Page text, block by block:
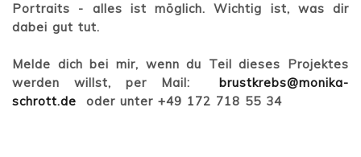
Portraits - alles ist möglich. Wichtig ist, was dir
dabei gut tut.
Melde dich bei mir, wenn du Teil dieses Projektes
werden willst, per Mail: brustkrebs@monika-
schrott.de oder unter +49 172 718 55 34